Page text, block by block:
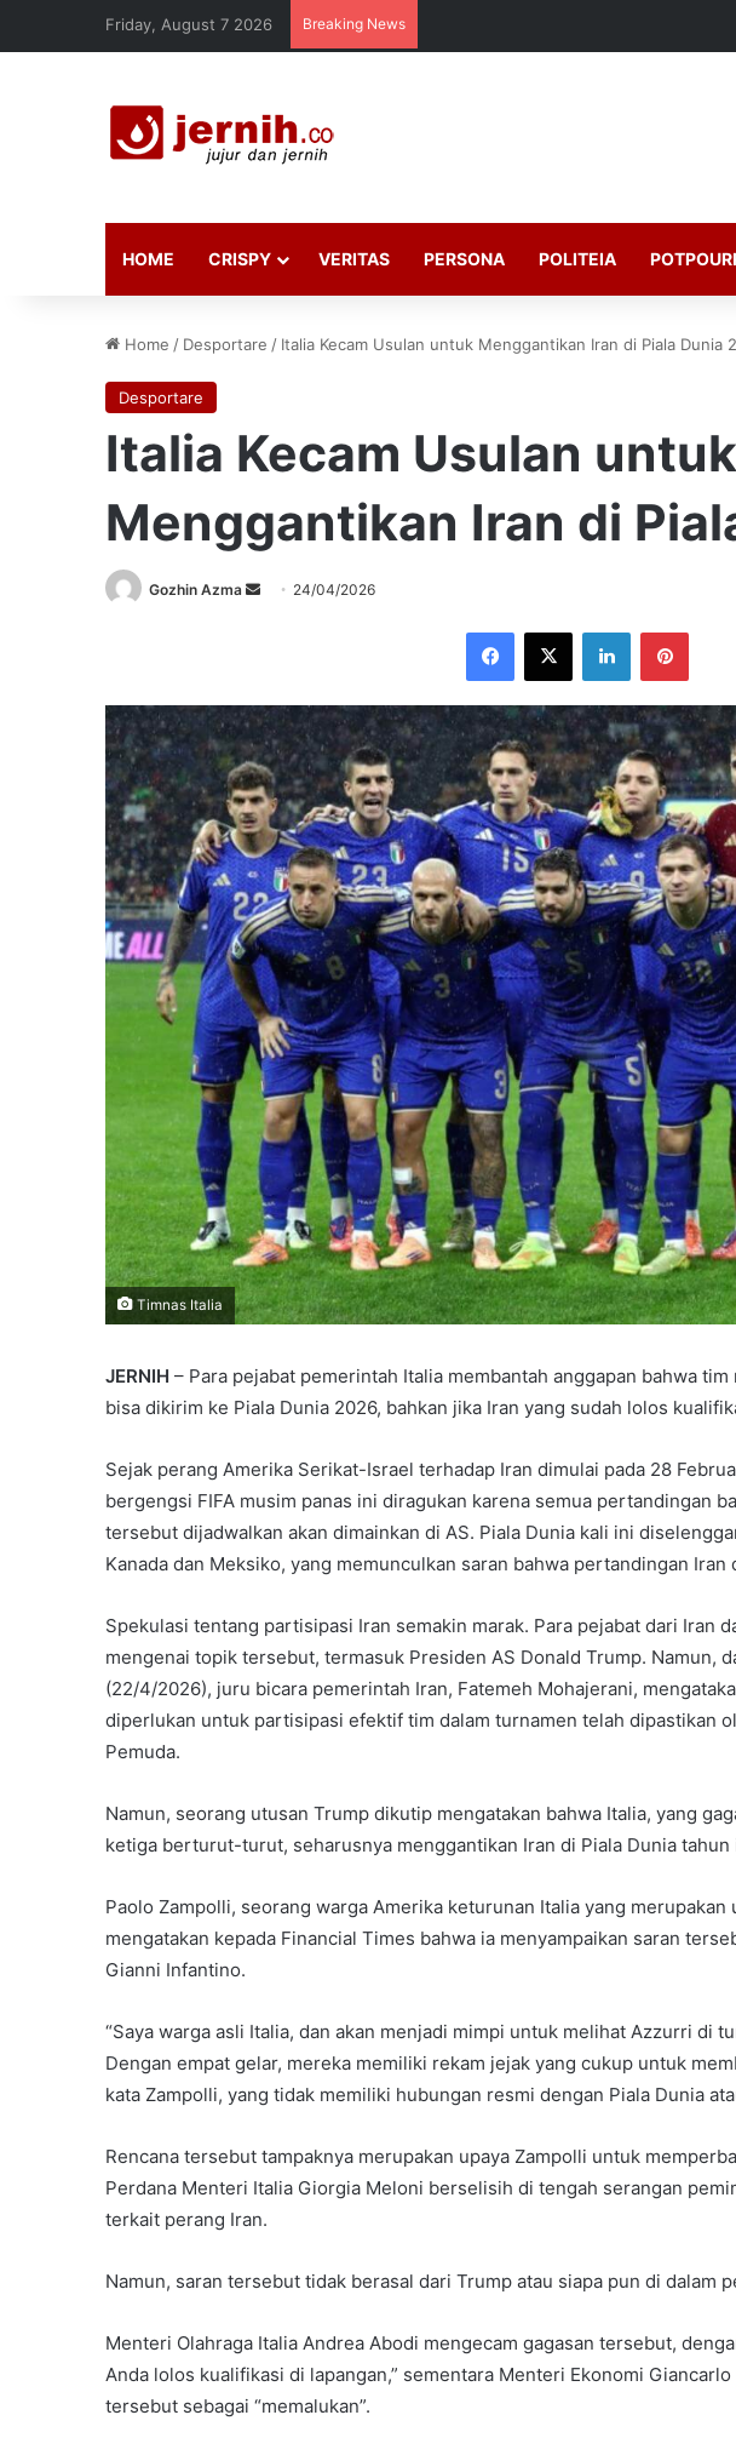
Friday, August 7 2026 Breaking News
HOME CRISPY VERITAS PERSONA POLITEIA
Home / Desportare / Italia Kecam Usulan untuk Menggantikan Iran di Piala Dunia
Desportare
Italia Kecam Usulan untuk
Menggantikan Iran di
Gozhin Azma
Send 24/04/2026
Facebook
X LinkedIn
Timnas Italia
JERNIH – Para pejabat pemerintah Italia membantah anggapan bahwa
bisa dikirim ke Piala Dunia 2026, bahkan jika Iran yang sudah lolos
Sejak perang Amerika Serikat-Israel terhadap Iran dimulai pada 28
bergengsi FIFA musim panas ini diragukan karena semua pertandingan
tersebut dijadwalkan akan dimainkan di AS. Piala Dunia kali ini
Kanada dan Meksiko, yang memunculkan saran bahwa pertandingan
Spekulasi tentang partisipasi Iran semakin marak. Para pejabat dari Iran
mengenai topik tersebut, termasuk Presiden AS Donald Trump. Namun,
(22/4/2026), juru bicara pemerintah Iran, Fatemeh Mohajerani,
diperlukan untuk partisipasi efektif tim dalam turnamen telah dipastikan
Pemuda.
Namun, seorang utusan Trump dikutip mengatakan bahwa Italia, yang
ketiga berturut-turut, seharusnya menggantikan Iran di Piala Dunia tahun
Paolo Zampolli, seorang warga Amerika keturunan Italia yang
mengatakan kepada Financial Times bahwa ia menyampaikan saran
Gianni Infantino.
“Saya warga asli Italia, dan akan menjadi mimpi untuk melihat Azzurri di
Dengan empat gelar, mereka memiliki rekam jejak yang cukup untuk
kata Zampolli, yang tidak memiliki hubungan resmi dengan Piala Dunia
Rencana tersebut tampaknya merupakan upaya Zampolli untuk
Perdana Menteri Italia Giorgia Meloni berselisih di tengah serangan
terkait perang Iran.
Namun, saran tersebut tidak berasal dari Trump atau siapa pun di dalam
Menteri Olahraga Italia Andrea Abodi mengecam gagasan tersebut,
Anda lolos kualifikasi di lapangan,” sementara Menteri Ekonomi
tersebut sebagai “memalukan”.